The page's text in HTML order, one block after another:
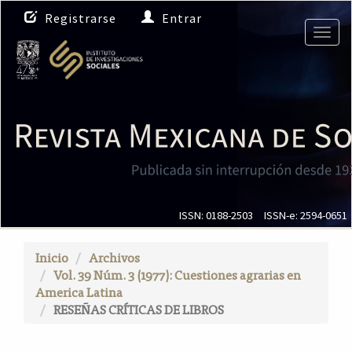
N
a
v
e
g
i
ó
n
c
a
Registrarse Entrar
ISSN: 0188-2503 ISSN-e: 2594-0651
Inicio
Archivos
Vol. 39 Núm. 3 (1977): Cuestiones agrarias en
America Latina
RESEÑAS CRÍTICAS DE LIBROS